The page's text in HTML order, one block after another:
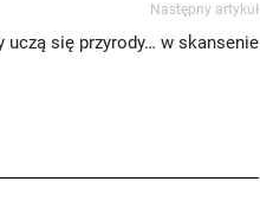
Następny artykuł
uczą się przyrody… w skansenie